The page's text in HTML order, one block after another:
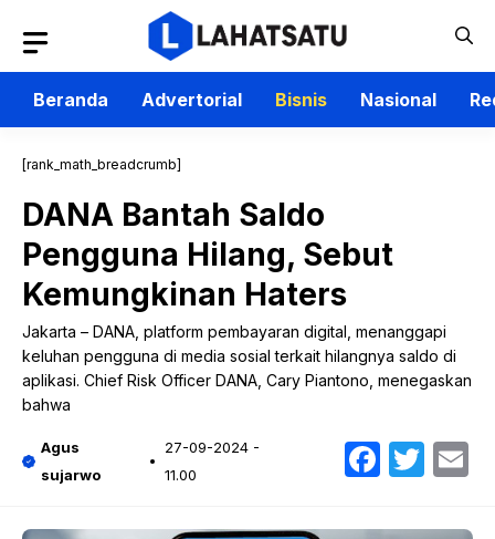
isi
Beranda
Advertorial Bisnis Nasional
[rank_math_breadcrumb]
DANA Bantah Saldo
Pengguna Hilang, Sebut
Kemungkinan Haters
Jakarta – DANA, platform pembayaran digital, menanggapi
keluhan pengguna di media sosial terkait hilangnya saldo di
aplikasi. Chief Risk Officer DANA, Cary Piantono, menegaskan
bahwa
Agus
sujarwo
27-09-2024 -
11.00